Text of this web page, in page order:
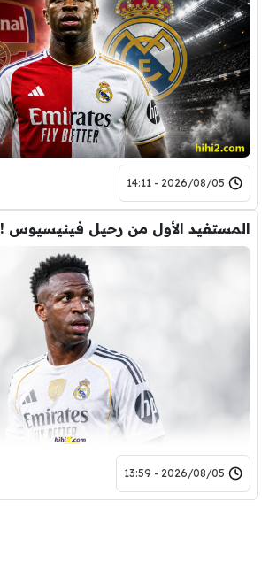
2026/08/05 - 14:11
المستفيد الأول من رحيل فينيسيوس !
2026/08/05 - 13:59